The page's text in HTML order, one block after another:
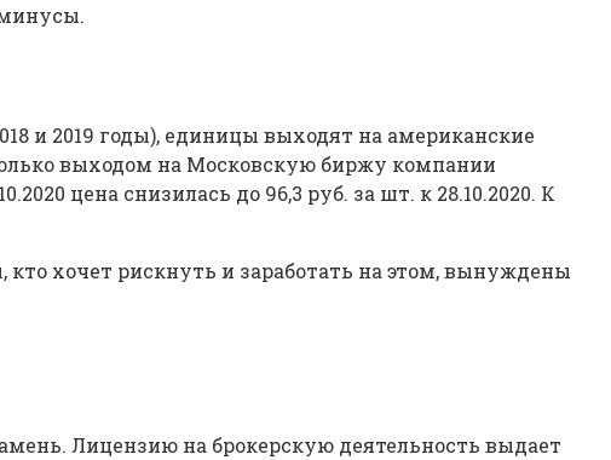
и 2019 годы), единицы выходят на американские
выходом на Московскую биржу компании
цена снизилась до 96,3 руб. за шт. к 28.10.2020. К
хочет рискнуть и заработать на этом, вынуждены
Лицензию на брокерскую деятельность выдает